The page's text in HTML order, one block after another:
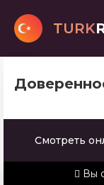
TURK
Смотреть
Вы